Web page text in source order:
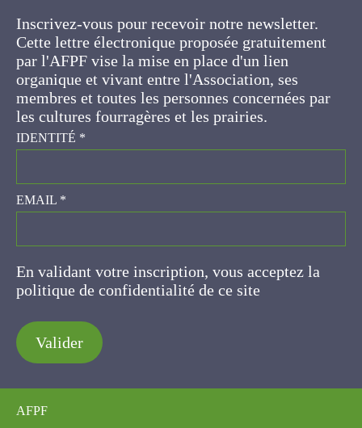
Cette lettre électronique proposée
gratuitement par l'AFPF vise la mise en place
d'un lien organique et vivant entre l'Association,
ses membres et toutes les personnes
concernées par les cultures fourragères et les
prairies.
IDENTITÉ*
EMAIL*
En validant votre inscription, vous acceptez la
politique de confidentialité de ce site
Valider
AFPF